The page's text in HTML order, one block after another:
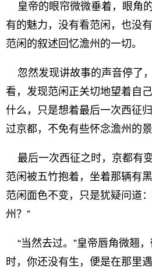
皇帝的眼帘微微垂着，眼角
有的魅力，没有看范闲，也没
范闲的叙述回忆澹州的一切。
忽然发现讲故事的声音停了
看，发现范闲正关切地望着自
什么，只是想着最后一次西征
过京都，不免有些怀念澹州的
最后一次西征之时，京都有
范闲被五竹抱着，坐着那辆有
范闲面色不变，只是犹疑问道
州？”
“当然去过。”皇帝唇角微翘，
时，你还没有生，便是在那里